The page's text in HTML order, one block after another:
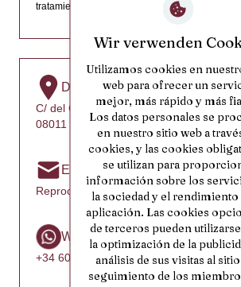
Cabo Verde
Islas Caimán
República Centroafricana
Chad
Chile
Isla de Navidad
Islas Cocos (Keeling)
Colombia
Comoras
tratamiento de sus datos.
Dirección
C/ del Comte d’Urgell, 46
08011 Barcelona, Spain
Email
Reproclinic@reproclinic.com
WhatsApp
+34 602 25 31 52
Wir verwenden
Utilizamos cookies en
web para ofrecer un
mejor, más rápido y más
Los datos personales se
en nuestro sitio web a
cookies, y las cookies
se utilizan para
información sobre los
la sociedad y el rendimiento
aplicación. Las cookies
de terceros pueden
la optimización de la
análisis de sus visitas al
seguimiento de los